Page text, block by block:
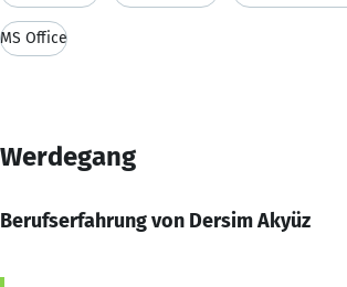
MS Office
Werdegang
Berufserfahrung von Dersim Akyüz